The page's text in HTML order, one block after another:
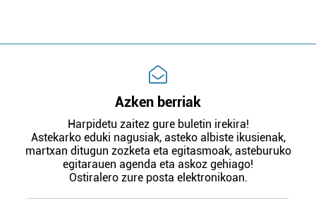
Azken berriak
Harpidetu zaitez gure buletin irekira!
Astekarko eduki nagusiak, asteko albiste ikusienak,
martxan ditugun zozketa eta egitasmoak, asteburuko
egitarauen agenda eta askoz gehiago!
Ostiralero zure posta elektronikoan.